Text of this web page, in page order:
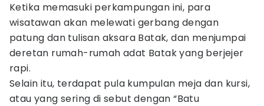
Ketika memasuki perkampungan ini, para
wisatawan akan melewati gerbang dengan
patung dan tulisan aksara Batak, dan menjumpai
deretan rumah-rumah adat Batak yang berjejer
rapi.
Selain itu, terdapat pula kumpulan meja dan kursi,
atau yang sering di sebut dengan “Batu